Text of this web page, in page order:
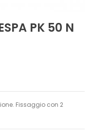
PK 50 N
Fissaggio con 2